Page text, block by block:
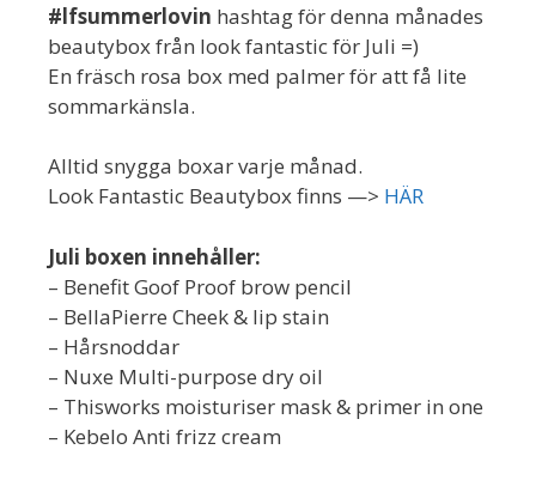
#lfsummerlovin hashtag för denna månades
beautybox från look fantastic för Juli =)
En fräsch rosa box med palmer för att få lite
sommarkänsla.
Alltid snygga boxar varje månad.
Look Fantastic Beautybox finns —> HÄR
Juli boxen innehåller:
– Benefit Goof Proof brow pencil
– BellaPierre Cheek & lip stain
– Hårsnoddar
– Nuxe Multi-purpose dry oil
– Thisworks moisturiser mask & primer in one
– Kebelo Anti frizz cream